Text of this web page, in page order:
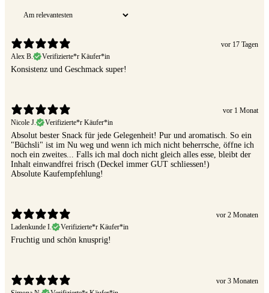
vor 17 Tagen
Alex B.
Verifizierte*r Käufer*in
Konsistenz und Geschmack super!
vor 1 Monat
Nicole J.
Verifizierte*r Käufer*in
Absolut bester Snack für jede Gelegenheit! Pur und aromatisch. So ein
"Büchsli" ist im Nu weg und wenn ich mich nicht beherrsche, öffne ich
noch ein zweites... Falls ich mal doch nicht gleich alles esse, bleibt der
Inhalt einwandfrei frisch (Deckel immer GUT schliessen!)
Absolute Kaufempfehlung!
vor 2 Monaten
Ladenkunde I.
Verifizierte*r Käufer*in
Fruchtig und schön knusprig!
vor 3 Monaten